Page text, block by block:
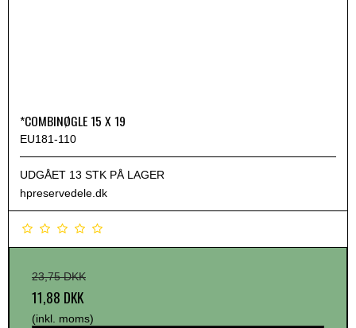
*COMBINØGLE 15 X 19
EU181-110
UDGÅET 13 STK PÅ LAGER
hpreservedele.dk
23,75 DKK
11,88 DKK
(inkl. moms)